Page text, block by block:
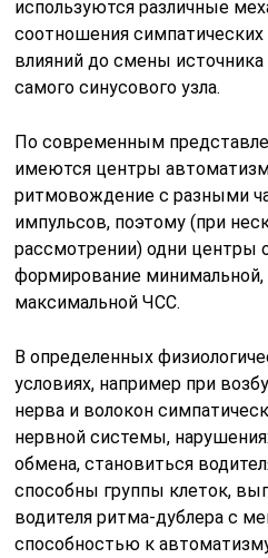
используются различные
соотношения
влияний до смены
самого синусового узла.
По современным
имеются центры
ритмовождение с разными
импульсов, поэтому (при
рассмотрении) одни центры
формирование минимальной,
максимальной ЧСС.
В определенных
условиях, например при
нерва и волокон
нервной системы,
обмена, становиться
способны группы клеток,
водителя ритма-дублера с
способностью к